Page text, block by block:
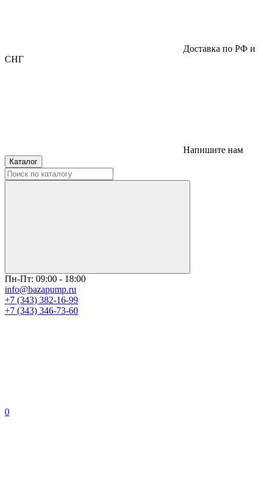
Доставка по РФ и
СНГ
Напишите нам
Каталог
Пн-Пт: 09:00 - 18:00
info@bazapump.ru
+7 (343) 382-16-99
+7 (343) 346-73-‬60
0